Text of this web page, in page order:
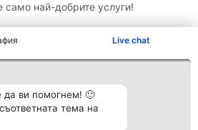
Live chat
да ви помогнем! 🙂
тема на
само най-добрите услуги!